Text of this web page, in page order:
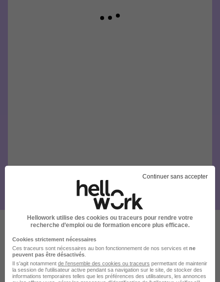
Ces offres pourraient aussi
vous intéresser
Continuer sans accepter
Hellowork utilise des cookies ou traceurs pour rendre votre
recherche d’emploi ou de formation encore plus efficace.
Cookies strictement nécessaires
Ces traceurs sont nécessaires au bon fonctionnement de nos services et ne
peuvent pas être désactivés
Il s'agit notamment de l'ensemble des cookies ou traceurs permettant de maintenir
la session de l'utilisateur active pendant sa navigation sur le site, de stocker des
informations temporaires telles que les préférences des utilisateurs, les annonces